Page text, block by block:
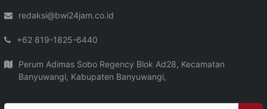
redaksi@bwi24jam.co.id
+62 819-1825-6440
Perum Adimas Sobo Regency Blok Ad28, Kecamatan
Banyuwangi, Kabupaten Banyuwangi,